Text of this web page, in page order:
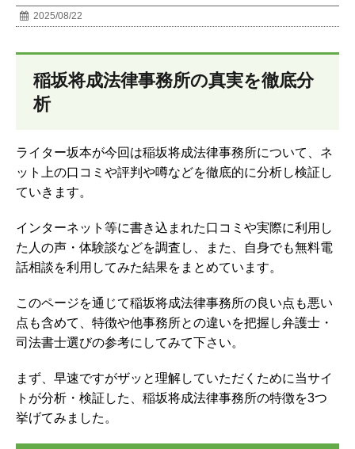
2025/08/22
稲坂将成法律事務所の真実を徹底分
析
ライター坂本が今回は稲坂将成法律事務所について、ネ
ット上の口コミや評判や噂などを徹底的に分析し検証し
ていきます。
インターネット等に書き込まれた口コミや実際に利用し
た人の声・体験談などを調査し、
また、自身でも無料電
話相談を利用してみた結果をまとめています。
このページを通じて稲坂将成法律事務所の良い点も悪い
点も含めて、特徴や他事務所との違いを把握し弁護士・
司法書士選びの参考にしてみて下さい。
まず、早速ですがザッと理解していただくために当サイ
トが分析・検証した、稲坂将成法律事務所の特徴を3つ
挙げてみました。